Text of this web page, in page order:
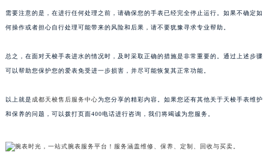
需要注意的是，在进行任何处理之前，请确保您的手表已经完全停止运行。如果不确定如
何操作或者担心自行处理可能带来的风险和后果，请不要犹豫寻求专业帮助。
总之，在面对天梭手表进水的情况时，及时采取正确的措施是非常重要的。通过上述步骤
可以帮助您保护您的爱表免受进一步损害，并尽可能恢复其正常功能。
以上就是 成都天梭售后服务中心为您分享的精彩内容。如果您还有其他关于天梭手表维护
和保养的问题，可以拨打页面400电话进行咨询，我们将竭诚为您服务。